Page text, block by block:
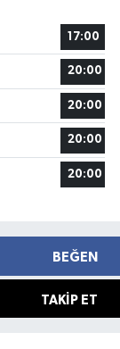
17:00
20:00
20:00
20:00
20:00
BEĞEN
TAKIP ET